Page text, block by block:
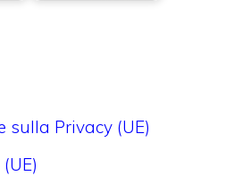
sulla Privacy (UE)